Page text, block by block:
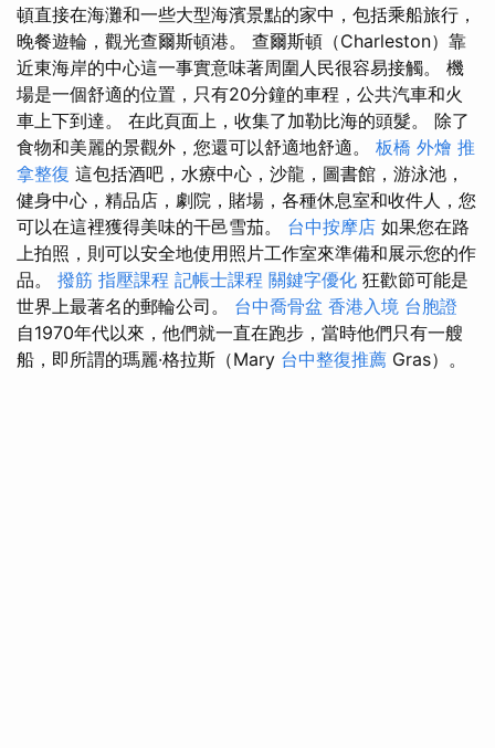
頓直接在海灘和一些大型海濱景點的家中，包括乘船旅行，
晚餐遊輪，觀光查爾斯頓港。 查爾斯頓（Charleston）靠
近東海岸的中心這一事實意味著周圍人民很容易接觸。 機
場是一個舒適的位置，只有20分鐘的車程，公共汽車和火
車上下到達。 在此頁面上，收集了加勒比海的頭髮。 除了
食物和美麗的景觀外，您還可以舒適地舒適。 板橋 外燴 推
拿整復 這包括酒吧，水療中心，沙龍，圖書館，游泳池，
健身中心，精品店，劇院，賭場，各種休息室和收件人，您
可以在這裡獲得美味的干邑雪茄。 台中按摩店 如果您在路
上拍照，則可以安全地使用照片工作室來準備和展示您的作
品。 撥筋 指壓課程 記帳士課程 關鍵字優化 狂歡節可能是
世界上最著名的郵輪公司。 台中喬骨盆 香港入境 台胞證
自1970年代以來，他們就一直在跑步，當時他們只有一艘
船，即所謂的瑪麗·格拉斯（Mary 台中整復推薦 Gras）。